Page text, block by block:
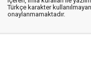
Türkçe karakter
onaylanmamaktadır.